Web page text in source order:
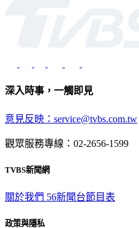
深入時事，一觸即見
意見反映：service@tvbs.com.tw
觀眾服務專線：02-2656-1599
TVBS新聞網
關於我們 56新聞台節目表
政策與隱私